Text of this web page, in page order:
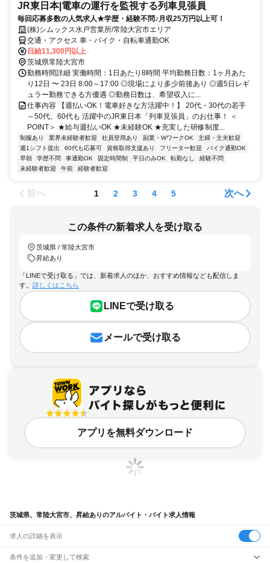
JR東日本|電車の運行を監視する列車見張員
毎回応募多数の人気求人★学歴・経験不問♪月収25万円以上可！
(株)シムックス水戸営業所/常陸大宮市エリア
交通・アクセス 車・バイク・自転車通勤OK
日給11,300円以上
茨城県常陸大宮市
勤務時間詳細 実働時間：1日あたり8時間 平均勤務日数：1ヶ月あた
り12日 〜 23日 8:00～17:00 ◎現場により多少前後あり ◎週5日レギ
ュラー勤務できる方優遇 ◎勤務日数は、希望収入に...
仕事内容 【週払いOK！電車好きな方活躍中！】 20代・30代の若手
～50代、60代も 活躍中のJR東日本「列車見張員」のお仕事！ ＜
POINT＞ ★給与週払いOK ★未経験OK ★充実した研修制度...
制服あり 業界未経験者歓迎 社員登用あり 副業・WワークOK
主婦・主夫歓迎
週1シフト提出
60代も応募可 資格取得支援あり フリーター歓迎
バイク通勤OK
早朝
学歴不問 車通勤OK 固定時間制 平日のみOK 転勤なし
経験不問
未経験者歓迎
午前 経験者歓迎
前へ 1 2 3 4 5 次へ
この条件の新着求人を受け取る
茨城県 / 常陸大宮市
昇給あり
「LINEで受け取る」では、新着求人のほか、おすすめ情報なども配信しま
す。 詳しくはこちら
LINEで受け取る
メールで受け取る
アプリを無料ダウンロード
茨城県、常陸大宮市、昇給ありのアルバイト・バイト求人情報
求人の詳細を表示
条件を追加・変更して検索